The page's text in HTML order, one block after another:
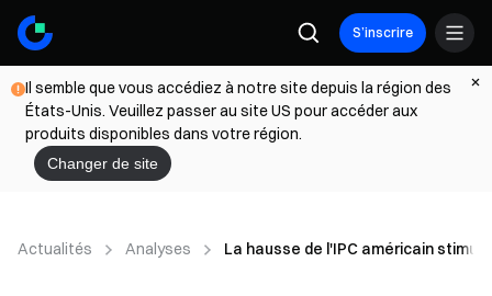
S’inscrire
Il semble que vous accédiez à notre site depuis la région des
États-Unis. Veuillez passer au site US pour accéder aux
produits disponibles dans votre région.
Changer de site
Actualités Analyses La hausse de l'IPC américain